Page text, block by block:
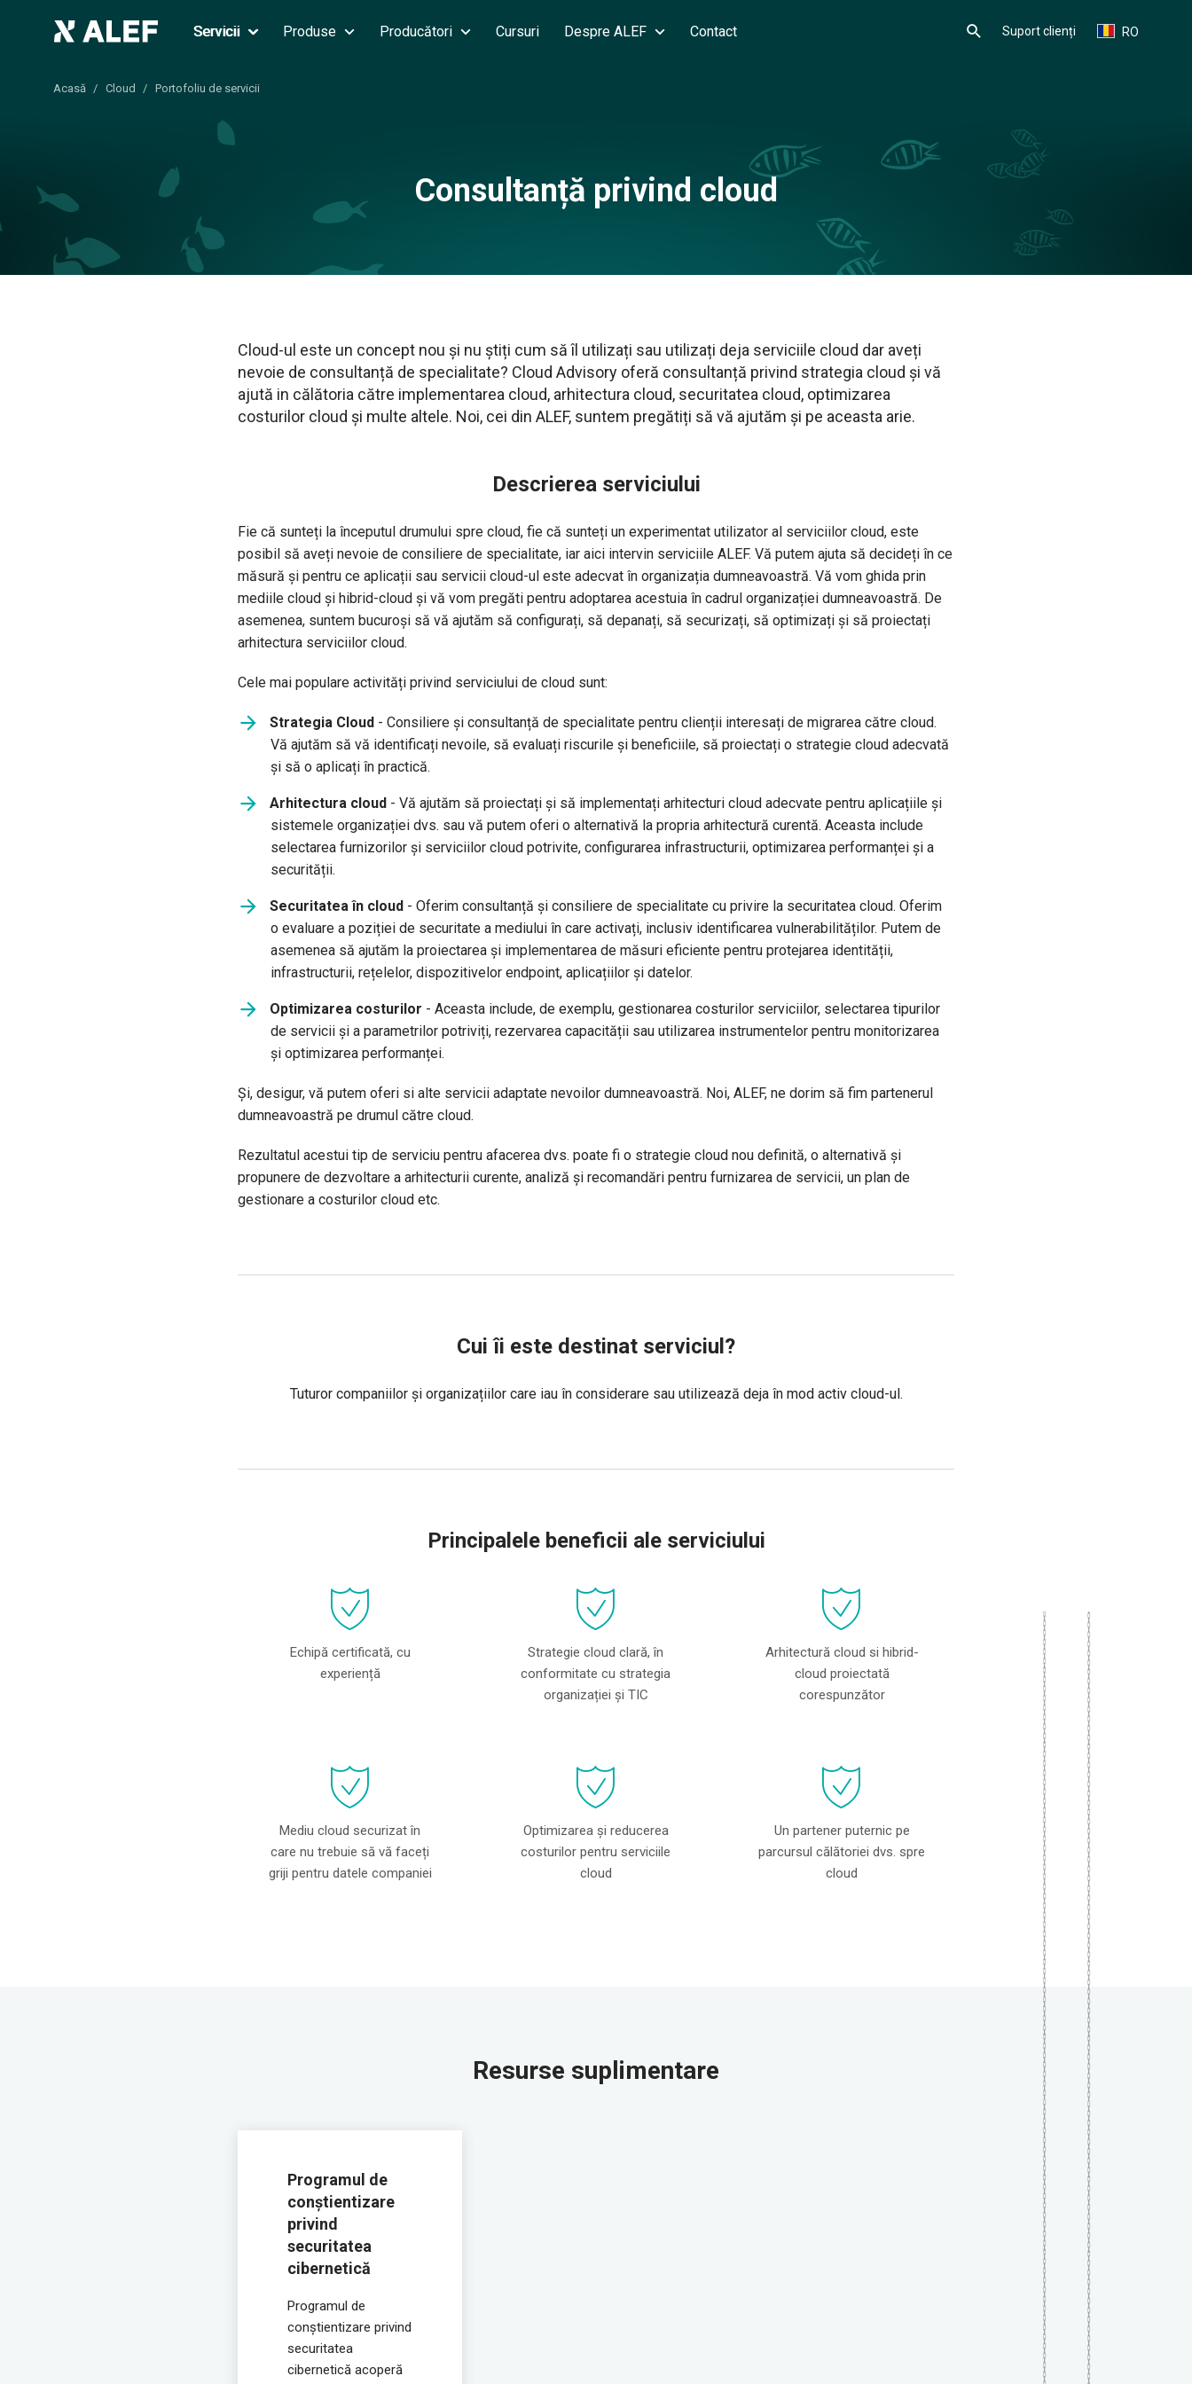
Servicii Produse Producători Cursuri Despre ALEF Contact Suport clienți RO
Acasă Cloud Portofoliu de servicii
Consultanță privind cloud
Cloud-ul este un concept nou și nu știți cum să îl utilizați sau utilizați deja serviciile cloud dar aveți
nevoie de consultanță de specialitate? Cloud Advisory oferă consultanță privind strategia cloud și vă
ajută in călătoria către implementarea cloud, arhitectura cloud, securitatea cloud, optimizarea
costurilor cloud și multe altele. Noi, cei din ALEF, suntem pregătiți să vă ajutăm și pe aceasta arie.
Descrierea serviciului
Fie că sunteți la începutul drumului spre cloud, fie că sunteți un experimentat utilizator al serviciilor cloud, este
posibil să aveți nevoie de consiliere de specialitate, iar aici intervin serviciile ALEF. Vă putem ajuta să decideți în ce
măsură și pentru ce aplicații sau servicii cloud-ul este adecvat în organizația dumneavoastră. Vă vom ghida prin
mediile cloud și hibrid-cloud și vă vom pregăti pentru adoptarea acestuia în cadrul organizației dumneavoastră. De
asemenea, suntem bucuroși să vă ajutăm să configurați, să depanați, să securizați, să optimizați și să proiectați
arhitectura serviciilor cloud.
Cele mai populare activități privind serviciului de cloud sunt:
Strategia Cloud - Consiliere și consultanță de specialitate pentru clienții interesați de migrarea către cloud.
Vă ajutăm să vă identificați nevoile, să evaluați riscurile și beneficiile, să proiectați o strategie cloud adecvată
și să o aplicați în practică.
Arhitectura cloud - Vă ajutăm să proiectați și să implementați arhitecturi cloud adecvate pentru aplicațiile și
sistemele organizației dvs. sau vă putem oferi o alternativă la propria arhitectură curentă. Aceasta include
selectarea furnizorilor și serviciilor cloud potrivite, configurarea infrastructurii, optimizarea performanței și a
securității.
Securitatea în cloud - Oferim consultanță și consiliere de specialitate cu privire la securitatea cloud. Oferim
o evaluare a poziției de securitate a mediului în care activați, inclusiv identificarea vulnerabilităților. Putem de
asemenea să ajutăm la proiectarea și implementarea de măsuri eficiente pentru protejarea identității,
infrastructurii, rețelelor, dispozitivelor endpoint, aplicațiilor și datelor.
Optimizarea costurilor - Aceasta include, de exemplu, gestionarea costurilor serviciilor, selectarea tipurilor
de servicii și a parametrilor potriviți, rezervarea capacității sau utilizarea instrumentelor pentru monitorizarea
și optimizarea performanței.
Și, desigur, vă putem oferi si alte servicii adaptate nevoilor dumneavoastră. Noi, ALEF, ne dorim să fim partenerul
dumneavoastră pe drumul către cloud.
Rezultatul acestui tip de serviciu pentru afacerea dvs. poate fi o strategie cloud nou definită, o alternativă și
propunere de dezvoltare a arhitecturii curente, analiză și recomandări pentru furnizarea de servicii, un plan de
gestionare a costurilor cloud etc.
Cui îi este destinat serviciul?
Tuturor companiilor și organizațiilor care iau în considerare sau utilizează deja în mod activ cloud-ul.
Principalele beneficii ale serviciului
Echipă certificată, cu
experiență
Strategie cloud clară, în
conformitate cu strategia
organizației și TIC
Arhitectură cloud si hibrid-
cloud proiectată
corespunzător
Mediu cloud securizat în
care nu trebuie să vă faceți
griji pentru datele companiei
Optimizarea și reducerea
costurilor pentru serviciile
cloud
Un partener puternic pe
parcursul călătoriei dvs. spre
cloud
Resurse suplimentare
Programul de
conștientizare
privind
securitatea
cibernetică
Programul de
conștientizare privind
securitatea
cibernetică acoperă